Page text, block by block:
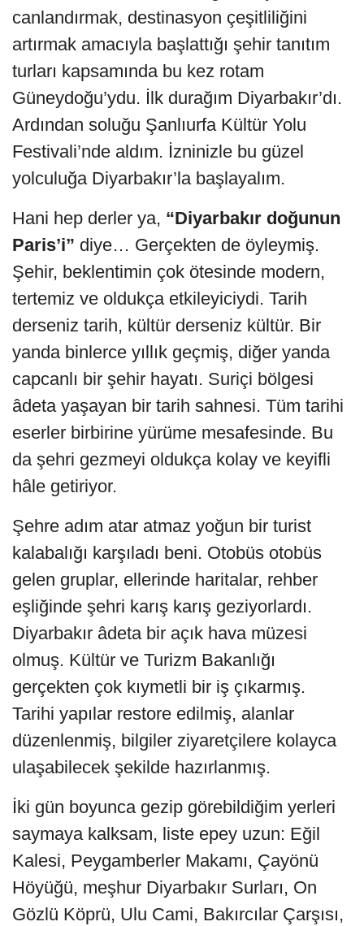
canlandırmak, destinasyon çeşitliliğini
artırmak amacıyla başlattığı şehir tanıtım
turları kapsamında bu kez rotam
Güneydoğu’ydu. İlk durağım Diyarbakır’dı.
Ardından soluğu Şanlıurfa Kültür Yolu
Festivali’nde aldım. İzninizle bu güzel
yolculuğa Diyarbakır’la başlayalım.
Hani hep derler ya, “Diyarbakır doğunun
Paris’i” diye… Gerçekten de öyleymiş.
Şehir, beklentimin çok ötesinde modern,
tertemiz ve oldukça etkileyiciydi. Tarih
derseniz tarih, kültür derseniz kültür. Bir
yanda binlerce yıllık geçmiş, diğer yanda
capcanlı bir şehir hayatı. Suriçi bölgesi
âdeta yaşayan bir tarih sahnesi. Tüm tarihi
eserler birbirine yürüme mesafesinde. Bu
da şehri gezmeyi oldukça kolay ve keyifli
hâle getiriyor.
Şehre adım atar atmaz yoğun bir turist
kalabalığı karşıladı beni. Otobüs otobüs
gelen gruplar, ellerinde haritalar, rehber
eşliğinde şehri karış karış geziyorlardı.
Diyarbakır âdeta bir açık hava müzesi
olmuş. Kültür ve Turizm Bakanlığı
gerçekten çok kıymetli bir iş çıkarmış.
Tarihi yapılar restore edilmiş, alanlar
düzenlenmiş, bilgiler ziyaretçilere kolayca
ulaşabilecek şekilde hazırlanmış.
İki gün boyunca gezip görebildiğim yerleri
saymaya kalksam, liste epey uzun: Eğil
Kalesi, Peygamberler Makamı, Çayönü
Höyüğü, meşhur Diyarbakır Surları, On
Gözlü Köprü, Ulu Cami, Bakırcılar Çarşısı,